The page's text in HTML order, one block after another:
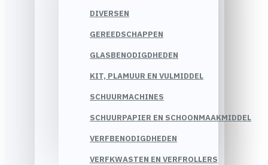
DIVERSEN
GEREEDSCHAPPEN
GLASBENODIGDHEDEN
KIT, PLAMUUR EN VULMIDDEL
SCHUURMACHINES
SCHUURPAPIER EN SCHOONMAAKMIDDEL
VERFBENODIGDHEDEN
VERFKWASTEN EN VERFROLLERS